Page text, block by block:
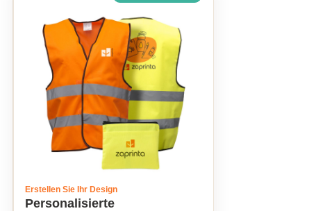
Erstellen Sie Ihr Design
Personalisierte